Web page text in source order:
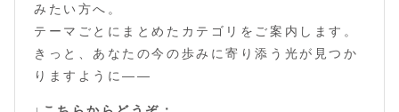
みたい方へ。
テーマごとにまとめたカテゴリをご案内します。
きっと、あなたの今の歩みに寄り添う光が見つか
りますように――